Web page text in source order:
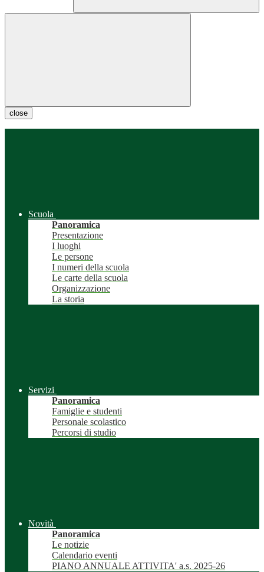
close
Scuola
Panoramica
Presentazione
I luoghi
Le persone
I numeri della scuola
Le carte della scuola
Organizzazione
La storia
Servizi
Panoramica
Famiglie e studenti
Personale scolastico
Percorsi di studio
Novità
Panoramica
Le notizie
Calendario eventi
PIANO ANNUALE ATTIVITA' a.s. 2025-26